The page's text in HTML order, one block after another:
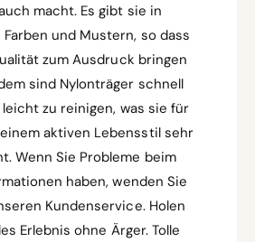
macht. Es gibt sie in
und Mustern, so dass
zum Ausdruck bringen
sind Nylonträger schnell
zu reinigen, was sie für
aktiven Lebensstil sehr
Wenn Sie Probleme beim
haben, wenden Sie
Kundenservice. Holen
Erlebnis ohne Ärger. Tolle